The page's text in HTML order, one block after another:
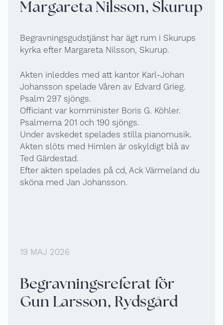
Margareta Nilsson, Skurup
Begravningsgudstjänst har ägt rum i Skurups
kyrka efter Margareta Nilsson, Skurup.
Akten inleddes med att kantor Karl-Johan
Johansson spelade Våren av Edvard Grieg.
Psalm 297 sjöngs.
Officiant var komminister Boris G. Köhler.
Psalmerna 201 och 190 sjöngs.
Under avskedet spelades stilla pianomusik.
Akten slöts med Himlen är oskyldigt blå av
Ted Gärdestad.
Efter akten spelades på cd, Ack Värmeland du
sköna med Jan Johansson.
19 MAJ 2026
Begravningsreferat för
Gun Larsson, Rydsgård